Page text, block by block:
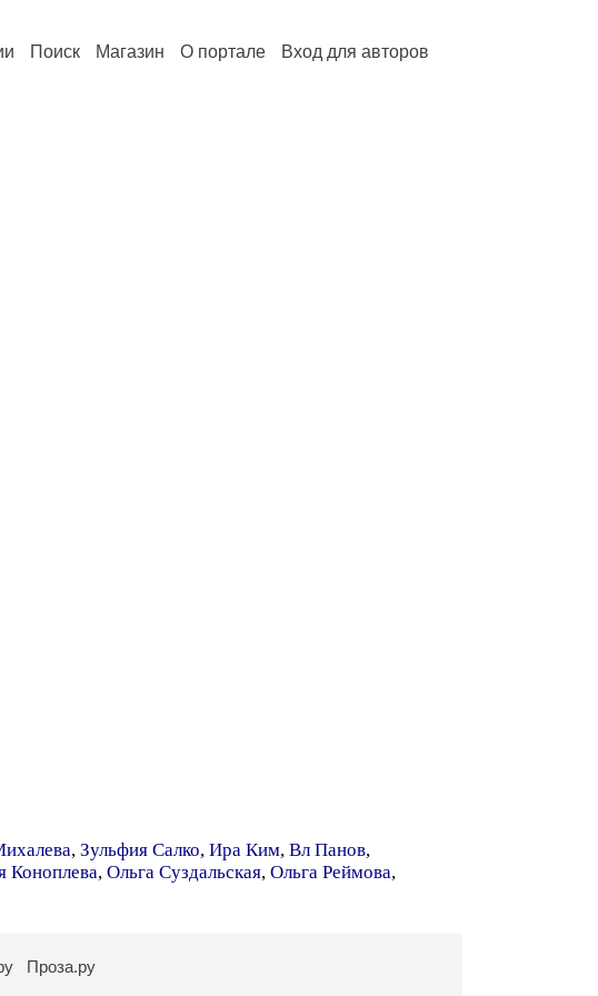
Поиск Магазин О портале Вход для авторов
, Зульфия Салко, Ира Ким, Вл Панов,
Коноплева, Ольга Суздальская, Ольга Реймова,
Проза.ру